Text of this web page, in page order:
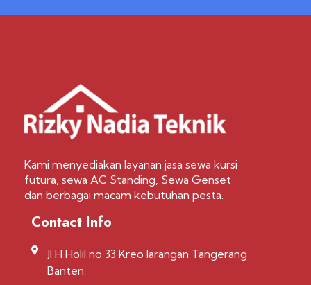
Kami menyediakan layanan jasa sewa kursi
futura, sewa AC Standing, Sewa Genset
dan berbagai macam kebutuhan pesta.
Contact Info
Jl H Holil no 33 Kreo larangan Tangerang
Banten.